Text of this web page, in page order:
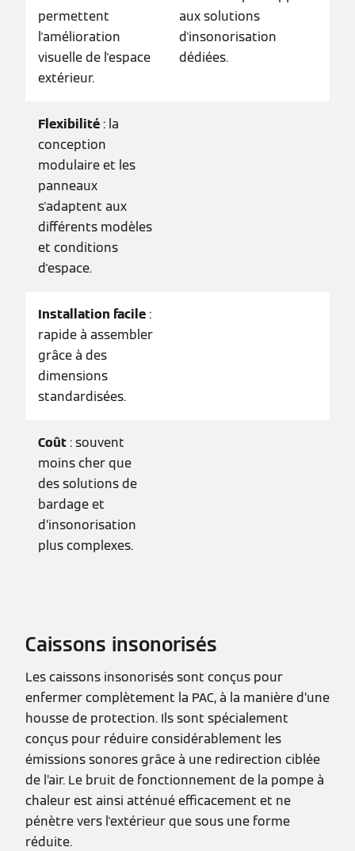
permettent
l'amélioration
visuelle de l'espace
extérieur.
aux solutions
d'insonorisation
dédiées.
Flexibilité : la
conception
modulaire et les
panneaux
s'adaptent aux
différents modèles
et conditions
d'espace.
Installation facile :
rapide à assembler
grâce à des
dimensions
standardisées.
Coût : souvent
moins cher que
des solutions de
bardage et
d’insonorisation
plus complexes.
Caissons insonorisés
Les caissons insonorisés sont conçus pour
enfermer complètement la PAC, à la manière d’une
housse de protection. Ils sont spécialement
conçus pour réduire considérablement les
émissions sonores grâce à une redirection ciblée
de l’air. Le bruit de fonctionnement de la pompe à
chaleur est ainsi atténué efficacement et ne
pénètre vers l'extérieur que sous une forme
réduite.